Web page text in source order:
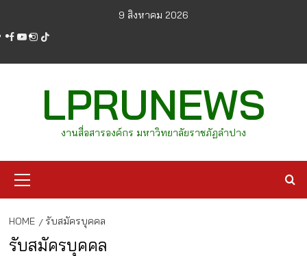
content
9 สิงหาคม 2026
facebook
youtube
instagram
tiktok
LPRUNEWS
งานสื่อสารองค์กร มหาวิทยาลัยราชภัฏลำปาง
Menu
HOME รับสมัครบุคคล
รับสมัครบุคคล